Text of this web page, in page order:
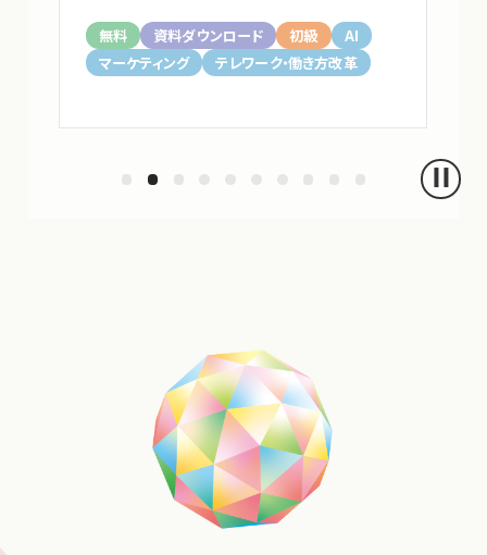
無料 資料ダウンロード 初級
AI
マーケティング
テレワーク・働き方改革